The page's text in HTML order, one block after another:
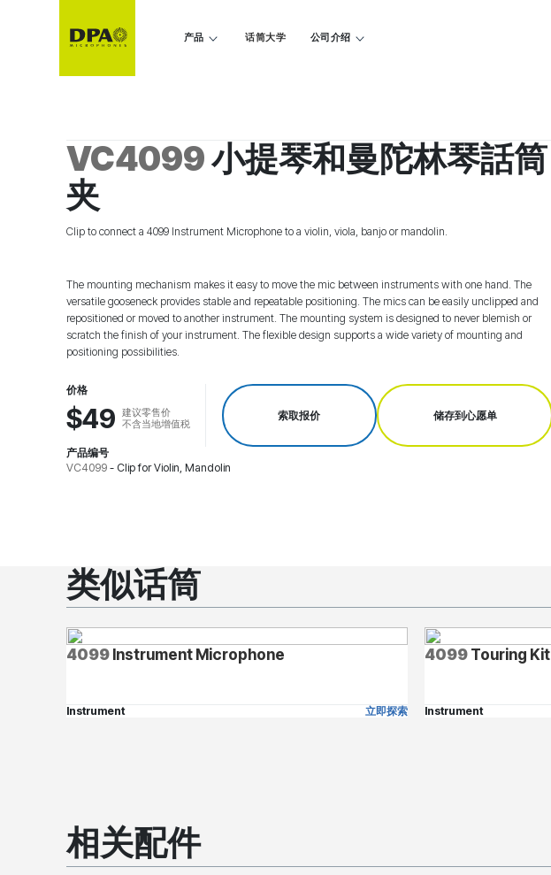
产品 话筒大学 公司介绍
VC4099小提琴和曼陀林琴話筒
夹
Clip to connect a 4099 Instrument Microphone to a violin, viola, banjo or mandolin.
The mounting mechanism makes it easy to move the mic between instruments with one hand. The
versatile gooseneck provides stable and repeatable positioning. The mics can be easily unclipped and
repositioned or moved to another instrument. The mounting system is designed to never blemish or
scratch the finish of your instrument. The flexible design supports a wide variety of mounting and
positioning possibilities.
价格
$49 建议零售价
不含当地增值税
索取报价 储存到心愿单
产品编号
VC4099 - Clip for Violin, Mandolin
类似话筒
4099Instrument Microphone
Instrument 立即探索
4099Touring Kit
Instrument
相关配件